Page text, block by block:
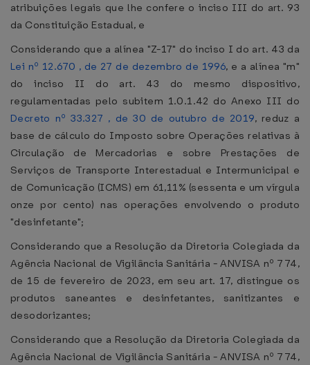
atribuições legais que lhe confere o inciso III do art. 93
da Constituição Estadual, e
Considerando que a alínea "Z-17" do inciso I do art. 43 da
Lei nº 12.670 , de 27 de dezembro de 1996, e a alínea "m"
do inciso II do art. 43 do mesmo dispositivo,
regulamentadas pelo subitem 1.0.1.42 do Anexo III do
Decreto nº 33.327 , de 30 de outubro de 2019, reduz a
base de cálculo do Imposto sobre Operações relativas à
Circulação de Mercadorias e sobre Prestações de
Serviços de Transporte Interestadual e Intermunicipal e
de Comunicação (ICMS) em 61,11% (sessenta e um vírgula
onze por cento) nas operações envolvendo o produto
"desinfetante";
Considerando que a Resolução da Diretoria Colegiada da
Agência Nacional de Vigilância Sanitária - ANVISA nº 774,
de 15 de fevereiro de 2023, em seu art. 17, distingue os
produtos saneantes e desinfetantes, sanitizantes e
desodorizantes;
Considerando que a Resolução da Diretoria Colegiada da
Agência Nacional de Vigilância Sanitária - ANVISA nº 774,